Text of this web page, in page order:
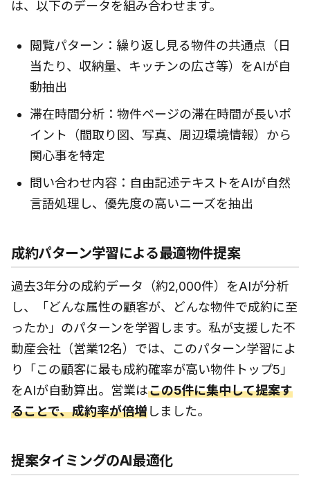
は、以下のデータを組み合わせます。
閲覧パターン：繰り返し見る物件の共通点（日
当たり、収納量、キッチンの広さ等）をAIが自
動抽出
滞在時間分析：物件ページの滞在時間が長いポ
イント（間取り図、写真、周辺環境情報）から
関心事を特定
問い合わせ内容：自由記述テキストをAIが自然
言語処理し、優先度の高いニーズを抽出
成約パターン学習による最適物件提案
過去3年分の成約データ（約2,000件）をAIが分析
し、「どんな属性の顧客が、どんな物件で成約に至
ったか」のパターンを学習します。私が支援した不
動産会社（営業12名）では、このパターン学習によ
り「この顧客に最も成約確率が高い物件トップ5」
をAIが自動算出。営業はこの5件に集中して提案す
ることで、成約率が倍増しました。
提案タイミングのAI最適化